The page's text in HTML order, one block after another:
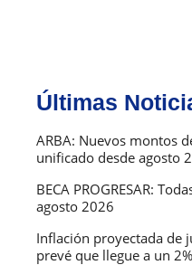
Últimas
ARBA: Nuevos montos
unificado desde agosto
BECA PROGRESAR:
agosto 2026
Inflación proyectada de
prevé que llegue a un 2%